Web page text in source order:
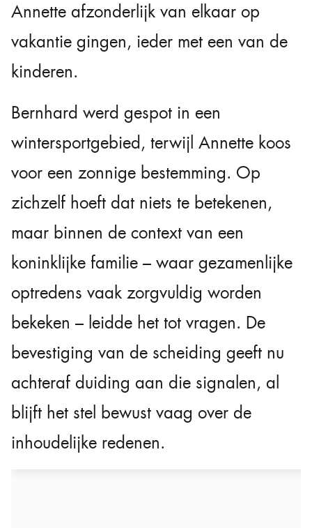
Annette afzonderlijk van elkaar op
vakantie gingen, ieder met een van de
kinderen.
Bernhard werd gespot in een
wintersportgebied, terwijl Annette koos
voor een zonnige bestemming. Op
zichzelf hoeft dat niets te betekenen,
maar binnen de context van een
koninklijke familie – waar gezamenlijke
optredens vaak zorgvuldig worden
bekeken – leidde het tot vragen. De
bevestiging van de scheiding geeft nu
achteraf duiding aan die signalen, al
blijft het stel bewust vaag over de
inhoudelijke redenen.